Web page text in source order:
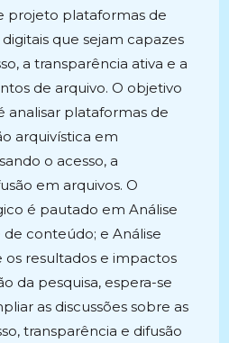
projeto plataformas de
que sejam capazes
a transparência ativa e a
de arquivo. O objetivo
analisar plataformas de
arquivística em
o acesso, a
em arquivos. O
é pautado em Análise
de conteúdo; e Análise
resultados e impactos
da pesquisa, espera-se
as discussões sobre as
transparência e difusão